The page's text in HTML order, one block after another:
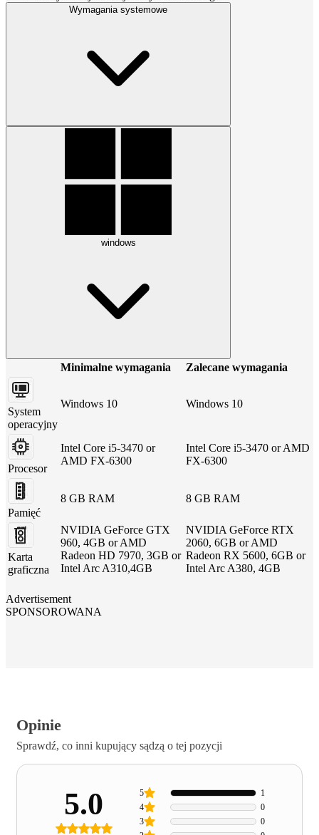
Wymagania systemowe
windows
Minimalne wymagania Zalecane wymagania
System
operacyjny
Windows 10 Windows 10
Procesor
Intel Core i5-3470 or
AMD FX-6300
Intel Core i5-3470 or AMD
FX-6300
Pamięć
8 GB RAM 8 GB RAM
Karta
graficzna
NVIDIA GeForce GTX
960, 4GB or AMD
Radeon HD 7970, 3GB or
Intel Arc A310,4GB
NVIDIA GeForce RTX
2060, 6GB or AMD
Radeon RX 5600, 6GB or
Intel Arc A380, 4GB
Advertisement
SPONSOROWANA
Opinie
Sprawdź, co inni kupujący sądzą o tej pozycji
5.0 3 0
4 0
5 1